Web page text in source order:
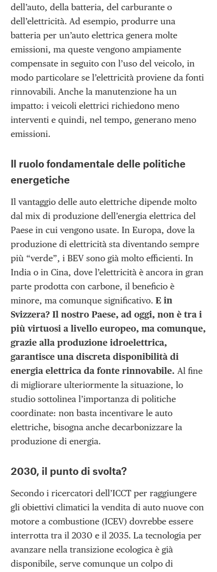
dell’auto, della batteria, del carburante o
dell’elettricità. Ad esempio, produrre una
batteria per un’auto elettrica genera molte
emissioni, ma queste vengono ampiamente
compensate in seguito con l’uso del veicolo, in
modo particolare se l’elettricità proviene da fonti
rinnovabili. Anche la manutenzione ha un
impatto: i veicoli elettrici richiedono meno
interventi e quindi, nel tempo, generano meno
emissioni.
Il ruolo fondamentale delle politiche
energetiche
Il vantaggio delle auto elettriche dipende molto
dal mix di produzione dell’energia elettrica del
Paese in cui vengono usate. In Europa, dove la
produzione di elettricità sta diventando sempre
più “verde”, i BEV sono già molto efficienti. In
India o in Cina, dove l’elettricità è ancora in gran
parte prodotta con carbone, il beneficio è
minore, ma comunque significativo.E in
Svizzera? Il nostro Paese, ad oggi, non è tra i
più virtuosi a livello europeo, ma comunque,
grazie alla produzione idroelettrica,
garantisce una discreta disponibilità di
energia elettrica da fonte rinnovabile. Al fine
di migliorare ulteriormente la situazione, lo
studio sottolinea l’importanza di politiche
coordinate: non basta incentivare le auto
elettriche, bisogna anche decarbonizzare la
produzione di energia.
2030, il punto di svolta?
Secondo i ricercatori dell’ICCT per raggiungere
gli obiettivi climatici la vendita di auto nuove con
motore a combustione (ICEV) dovrebbe essere
interrotta tra il 2030 e il 2035. La tecnologia per
avanzare nella transizione ecologica è già
disponibile, serve comunque un colpo di